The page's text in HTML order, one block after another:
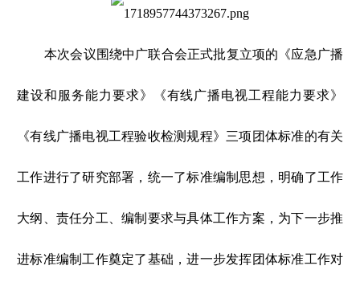
本次会议围绕中广联合会正式批复立项的《应急广播
建设和服务能力要求》《有线广播电视工程能力要求》
《有线广播电视工程验收检测规程》三项团体标准的有关
工作进行了研究部署，统一了标准编制思想，明确了工作
大纲、责任分工、编制要求与具体工作方案，为下一步推
进标准编制工作奠定了基础，进一步发挥团体标准工作对